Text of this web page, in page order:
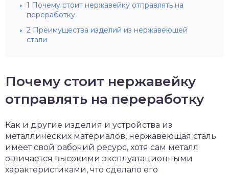
1 Почему стоит нержавейку отправлять на
переработку
2 Преимущества изделий из нержавеющей
стали
Почему стоит нержавейку
отправлять на переработку
Как и другие изделия и устройства из
металлических материалов, нержавеющая сталь
имеет свой рабочий ресурс, хотя сам металл
отличается высокими эксплуатационными
характеристиками, что сделало его